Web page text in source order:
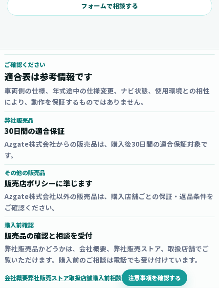
フォームで相談する
ご確認ください
適合表は参考情報です
車両側の仕様、年式途中の仕様変更、ナビ状態、使用環境との相性
により、動作を保証するものではありません。
弊社販売品
30日間の適合保証
Azgate株式会社からの販売品は、購入後30日間の適合保証対象で
す。
その他の販売品
販売店ポリシーに準じます
Azgate株式会社以外の販売品は、購入店舗ごとの保証・返品条件を
ご確認ください。
購入前確認
販売品の確認と相談を受付
弊社販売品かどうかは、会社概要、弊社販売ストア、取扱店舗でご
覧いただけます。購入前のご相談は電話でも受け付けています。
会社概要弊社販売ストア取扱店舗購入前相談 注意事項を確認する